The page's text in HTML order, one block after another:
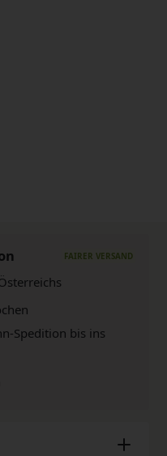
Spedition bis ins